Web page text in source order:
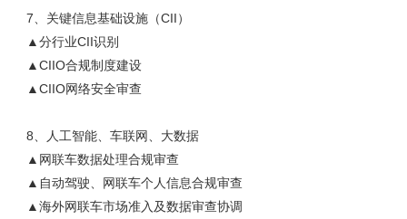
7、关键信息基础设施（CII）
▲分行业CII识别
▲CIIO合规制度建设
▲CIIO网络安全审查
8、人工智能、车联网、大数据
▲网联车数据处理合规审查
▲自动驾驶、网联车个人信息合规审查
▲海外网联车市场准入及数据审查协调